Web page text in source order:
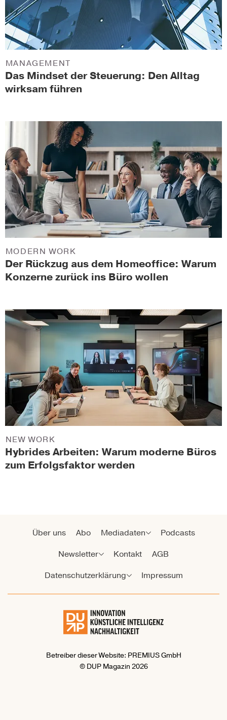
Das Mindset der Steuerung: Den Alltag
wirksam führen
MANAGEMENT
Der Rückzug aus dem Homeoffice: Warum
Konzerne zurück ins Büro wollen
MODERN WORK
Hybrides Arbeiten: Warum moderne Büros
zum Erfolgsfaktor werden
NEW WORK
Über uns Abo Mediadaten
Podcasts
Newsletter
Kontakt
AGB
Datenschutzerklärung
Impressum
Betreiber dieser Website: PREMIUS GmbH
© DUP Magazin 2026